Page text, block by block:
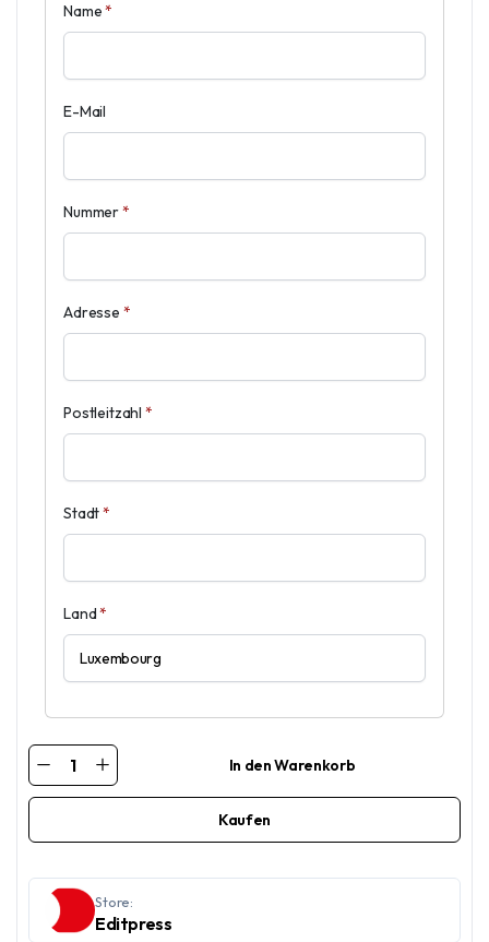
Name*
E-Mail
Nummer*
Adresse *
Postleitzahl *
Stadt*
Land*
Revue
–
Geschenkabonnement
12
Monate
In den Warenkorb
Kaufen
Store:
Editpress